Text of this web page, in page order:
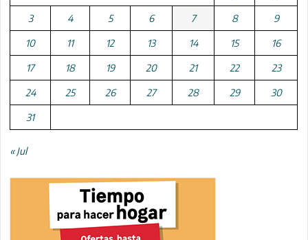
3 4 5 6 7 8 9
10 11 12 13 14 15 16
17 18 19 20 21 22 23
24 25 26 27 28 29 30
31
« Jul